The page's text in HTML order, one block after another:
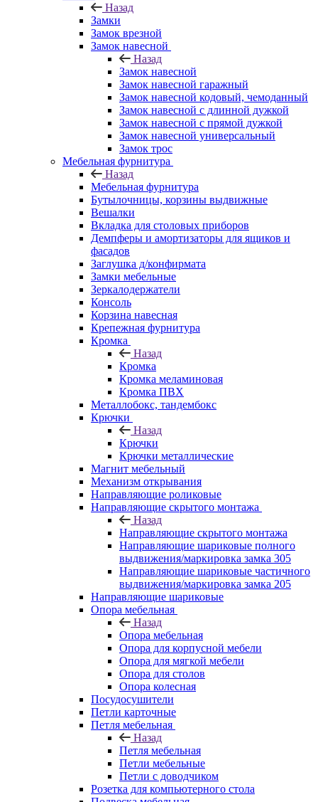
Назад
Замки
Замок врезной
Замок навесной
Назад
Замок навесной
Замок навесной гаражный
Замок навесной кодовый, чемоданный
Замок навесной с длинной дужкой
Замок навесной с прямой дужкой
Замок навесной универсальный
Замок трос
Мебельная фурнитура
Назад
Мебельная фурнитура
Бутылочницы, корзины выдвижные
Вешалки
Вкладка для столовых приборов
Демпферы и амортизаторы для ящиков и
фасадов
Заглушка д/конфирмата
Замки мебельные
Зеркалодержатели
Консоль
Корзина навесная
Крепежная фурнитура
Кромка
Назад
Кромка
Кромка меламиновая
Кромка ПВХ
Металлобокс, тандембокс
Крючки
Назад
Крючки
Крючки металлические
Магнит мебельный
Механизм открывания
Направляющие роликовые
Направляющие скрытого монтажа
Назад
Направляющие скрытого монтажа
Направляющие шариковые полного
выдвижения/маркировка замка 305
Направляющие шариковые частичного
выдвижения/маркировка замка 205
Направляющие шариковые
Опора мебельная
Назад
Опора мебельная
Опора для корпусной мебели
Опора для мягкой мебели
Опора для столов
Опора колесная
Посудосушители
Петли карточные
Петля мебельная
Назад
Петля мебельная
Петли мебельные
Петли с доводчиком
Розетка для компьютерного стола